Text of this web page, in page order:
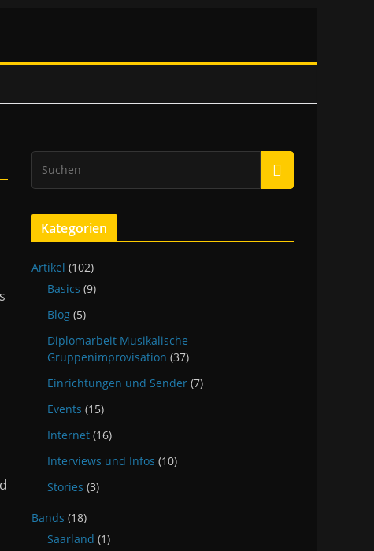
Kategorien
Artikel (102)
Basics (9)
Blog (5)
Diplomarbeit Musikalische
Gruppenimprovisation (37)
Einrichtungen und Sender (7)
Events (15)
Internet (16)
Interviews und Infos (10)
Stories (3)
Bands (18)
Saarland (1)